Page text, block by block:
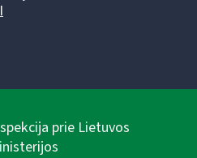
prie Lietuvos